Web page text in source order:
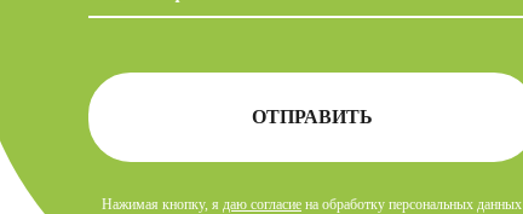
ОТПРАВИТЬ
Нажимая кнопку, я даю согласие на обработку персональных данных